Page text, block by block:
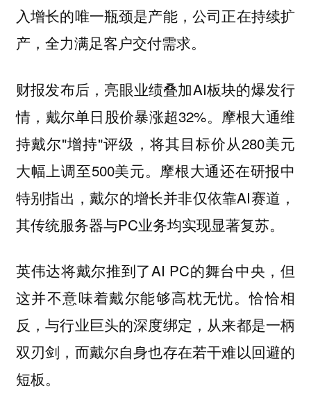
入增长的唯一瓶颈是产能，公司正在持续扩
产，全力满足客户交付需求。
财报发布后，亮眼业绩叠加AI板块的爆发行
情，戴尔单日股价暴涨超32%。摩根大通维
持戴尔"增持"评级，将其目标价从280美元
大幅上调至500美元。摩根大通还在研报中
特别指出，戴尔的增长并非仅依靠AI赛道，
其传统服务器与PC业务均实现显著复苏。
英伟达将戴尔推到了AI PC的舞台中央，但
这并不意味着戴尔能够高枕无忧。恰恰相
反，与行业巨头的深度绑定，从来都是一柄
双刃剑，而戴尔自身也存在若干难以回避的
短板。